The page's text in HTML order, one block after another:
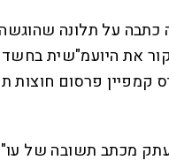
על תלונה
את היועמ"שית
קמפיין פרסום
מכתב תשובה של